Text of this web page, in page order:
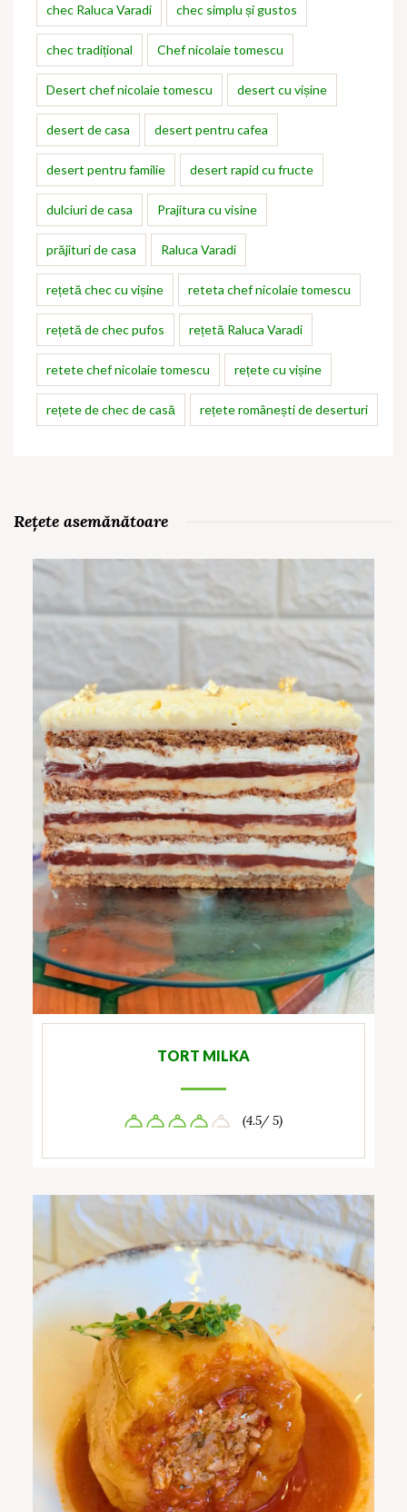
chec Raluca Varadi chec simplu și gustos
chec tradițional Chef nicolaie tomescu
Desert chef nicolaie tomescu desert cu vișine
desert de casa desert pentru cafea
desert pentru familie desert rapid cu fructe
dulciuri de casa Prajitura cu visine
prăjituri de casa Raluca Varadi
rețetă chec cu vișine reteta chef nicolaie tomescu
rețetă de chec pufos rețetă Raluca Varadi
retete chef nicolaie tomescu rețete cu vișine
rețete de chec de casă rețete românești de deserturi
Rețete asemănătoare
TORT MILKA
(4.5/ 5)